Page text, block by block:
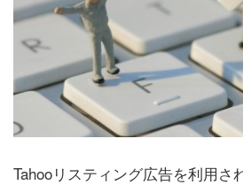
Tahooリスティング広告を利用さ